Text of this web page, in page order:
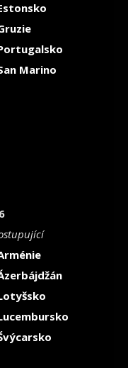
Marino